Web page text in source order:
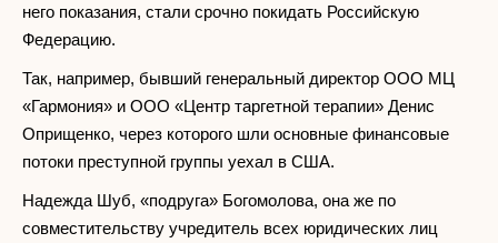
него показания, стали срочно покидать Российскую
Федерацию.
Так, например, бывший генеральный директор ООО МЦ
«Гармония» и ООО «Центр таргетной терапии» Денис
Оприщенко, через которого шли основные финансовые
потоки преступной группы уехал в США.
Надежда Шуб, «подруга» Богомолова, она же по
совместительству учредитель всех юридических лиц